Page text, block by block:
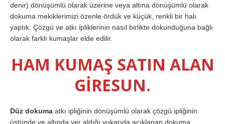
denir) dönüşümlü olarak üzerine veya altına dönüşümlü olarak
dokuma mekiklerimizi özenle ördük ve küçük, renkli bir halı
yaptık. Çözgü ve atkı ipliklerinin nasıl birlikte dokunduğuna bağlı
olarak farklı kumaşlar elde edilir.
HAM KUMAŞ SATIN ALAN
GİRESUN.
Düz dokuma atkı ipliğinin dönüşümlü olarak çözgü ipliğinin
üstünde ve altında yer aldığı yukarıda açıklanan dokuma